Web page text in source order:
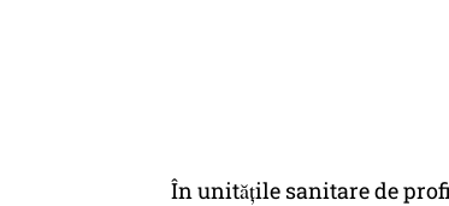
În unitățile sanitare de